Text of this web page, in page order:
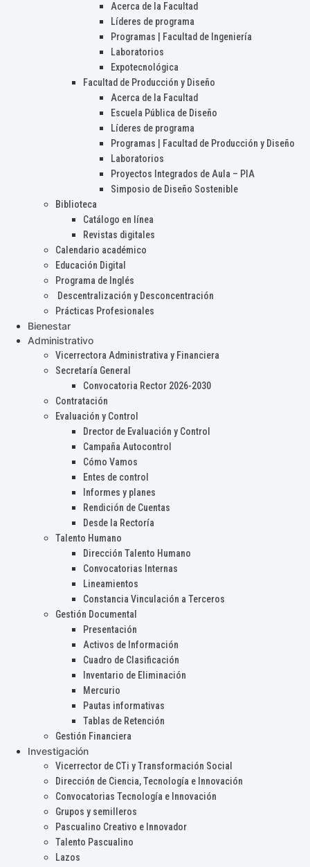
Acerca de la Facultad
Líderes de programa
Programas | Facultad de Ingeniería
Laboratorios
Expotecnológica
Facultad de Producción y Diseño
Acerca de la Facultad
Escuela Pública de Diseño
Líderes de programa
Programas | Facultad de Producción y Diseño
Laboratorios
Proyectos Integrados de Aula – PIA
Simposio de Diseño Sostenible
Biblioteca
Catálogo en línea
Revistas digitales
Calendario académico
Educación Digital
Programa de Inglés
Descentralización y Desconcentración
Prácticas Profesionales
Bienestar
Administrativo
Vicerrectora Administrativa y Financiera
Secretaría General
Convocatoria Rector 2026-2030
Contratación
Evaluación y Control
Drector de Evaluación y Control
Campaña Autocontrol
Cómo Vamos
Entes de control
Informes y planes
Rendición de Cuentas
Desde la Rectoría
Talento Humano
Dirección Talento Humano
Convocatorias Internas
Lineamientos
Constancia Vinculación a Terceros
Gestión Documental
Presentación
Activos de Información
Cuadro de Clasificación
Inventario de Eliminación
Mercurio
Pautas informativas
Tablas de Retención
Gestión Financiera
Investigación
Vicerrector de CTi y Transformación Social
Dirección de Ciencia, Tecnología e Innovación
Convocatorias Tecnología e Innovación
Grupos y semilleros
Pascualino Creativo e Innovador
Talento Pascualino
Lazos